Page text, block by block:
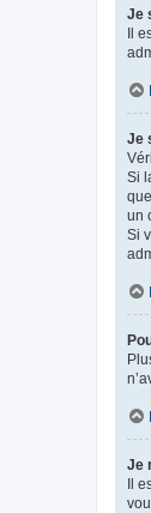
Je
Il
Je
Si
un
Si
Je
Il